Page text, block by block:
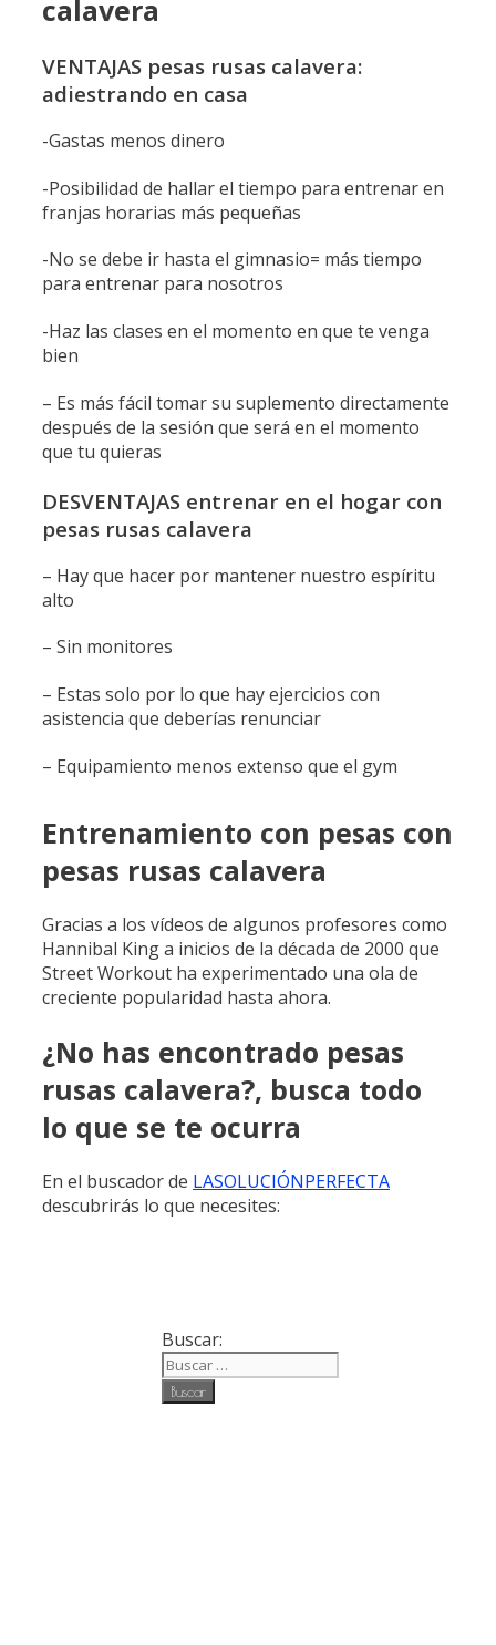
calavera
VENTAJAS pesas rusas calavera:
adiestrando en casa
-Gastas menos dinero
-Posibilidad de hallar el tiempo para entrenar en
franjas horarias más pequeñas
-No se debe ir hasta el gimnasio= más tiempo
para entrenar para nosotros
-Haz las clases en el momento en que te venga
bien
– Es más fácil tomar su suplemento directamente
después de la sesión que será en el momento
que tu quieras
DESVENTAJAS entrenar en el hogar con
pesas rusas calavera
– Hay que hacer por mantener nuestro espíritu
alto
– Sin monitores
– Estas solo por lo que hay ejercicios con
asistencia que deberías renunciar
– Equipamiento menos extenso que el gym
Entrenamiento con pesas con
pesas rusas calavera
Gracias a los vídeos de algunos profesores como
Hannibal King a inicios de la década de 2000 que
Street Workout ha experimentado una ola de
creciente popularidad hasta ahora.
¿No has encontrado pesas
rusas calavera?, busca todo
lo que se te ocurra
En el buscador de LASOLUCIÓNPERFECTA
descubrirás lo que necesites:
Buscar: